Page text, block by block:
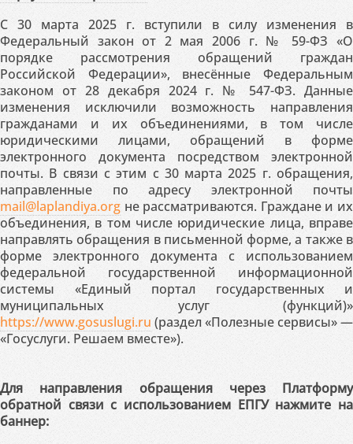
С 30 марта 2025 г. вступили в силу изменения в
Федеральный закон от 2 мая 2006 г. № 59-ФЗ «О
порядке рассмотрения обращений граждан
Российской Федерации», внесённые Федеральным
законом от 28 декабря 2024 г. № 547-ФЗ. Данные
изменения исключили возможность направления
гражданами и их объединениями, в том числе
юридическими лицами, обращений в форме
электронного документа посредством электронной
почты. В связи с этим с 30 марта 2025 г. обращения,
направленные по адресу электронной почты
mail@laplandiya.org не рассматриваются. Граждане и их
объединения, в том числе юридические лица, вправе
направлять обращения в письменной форме, а также в
форме электронного документа с использованием
федеральной государственной информационной
системы «Единый портал государственных и
муниципальных услуг (функций)»
https://www.gosuslugi.ru (раздел «Полезные сервисы» —
«Госуслуги. Решаем вместе»).
Для направления обращения через Платформу
обратной связи с использованием ЕПГУ нажмите на
баннер: